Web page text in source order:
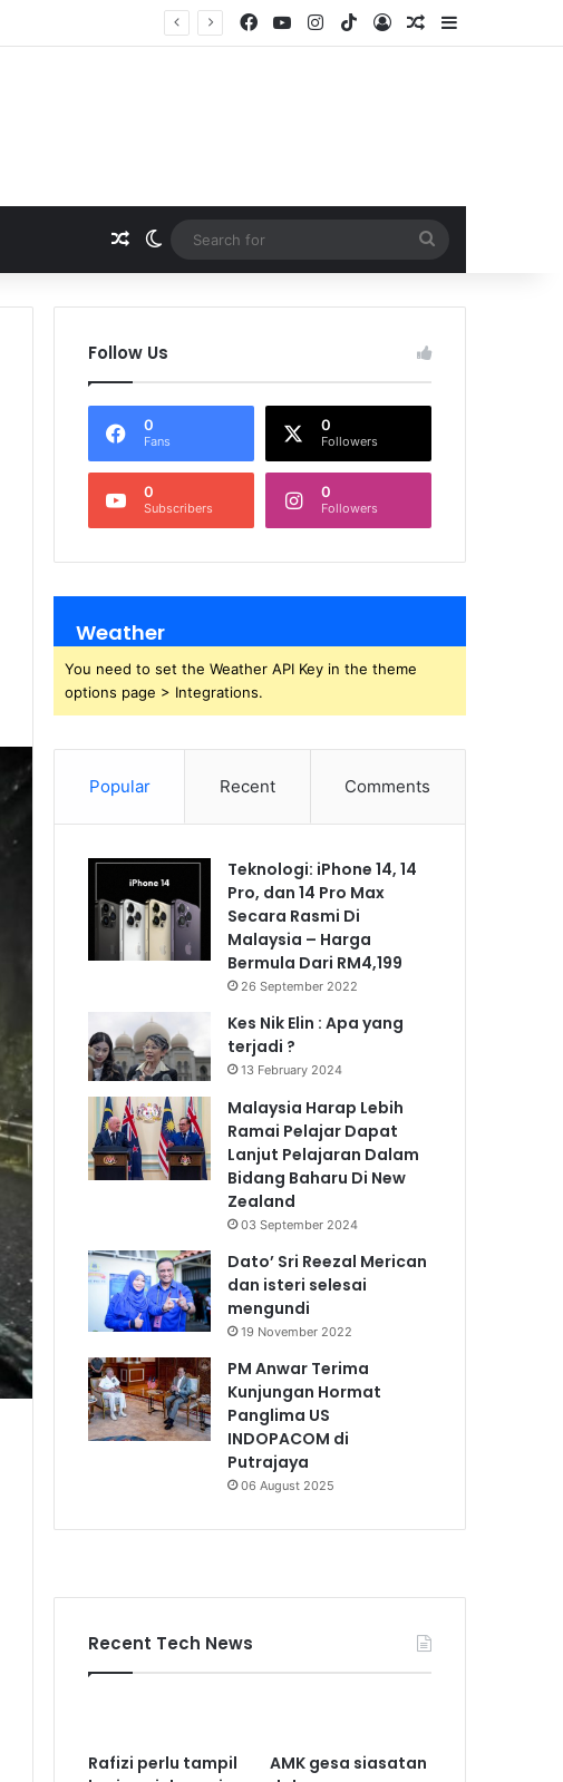
Facebook
YouTubeInstagram
TikTokLog InRandom Article
Sidebar
Random Article
Switch skin
for
Follow Us
0
Fans
0
Followers
0
Subscribers
0
Followers
Weather
You need to set the Weather API Key in the theme
options page > Integrations.
Popular Recent Comments
Teknologi: iPhone 14, 14
Pro, dan 14 Pro Max
Secara Rasmi Di
Malaysia – Harga
Bermula Dari RM4,199
26 September 2022
Kes Nik Elin : Apa yang
terjadi ?
13 February 2024
Malaysia Harap Lebih
Ramai Pelajar Dapat
Lanjut Pelajaran Dalam
Bidang Baharu Di New
Zealand
03 September 2024
Dato’ Sri Reezal Merican
dan isteri selesai
mengundi
19 November 2022
PM Anwar Terima
Kunjungan Hormat
Panglima US
INDOPACOM di
Putrajaya
06 August 2025
Recent Tech News
Rafizi perlu tampil
AMK gesa siasatan